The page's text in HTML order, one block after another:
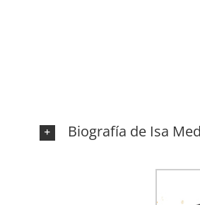
Biografía de Isa